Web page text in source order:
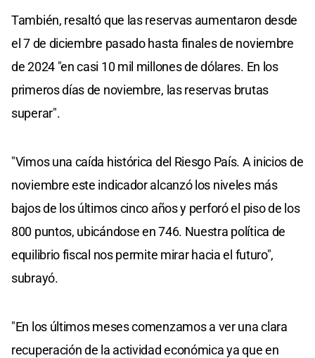
También, resaltó que las reservas aumentaron desde
el 7 de diciembre pasado hasta finales de noviembre
de 2024 "en casi 10 mil millones de dólares. En los
primeros días de noviembre, las reservas brutas
superar".
"Vimos una caída histórica del Riesgo País. A inicios de
noviembre este indicador alcanzó los niveles más
bajos de los últimos cinco años y perforó el piso de los
800 puntos, ubicándose en 746. Nuestra política de
equilibrio fiscal nos permite mirar hacia el futuro",
subrayó.
"En los últimos meses comenzamos a ver una clara
recuperación de la actividad económica ya que en